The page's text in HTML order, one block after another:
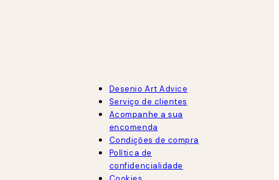
Desenio Art Advice
Serviço de clientes
Acompanhe a sua
encomenda
Condições de compra
Política de
confidencialidade